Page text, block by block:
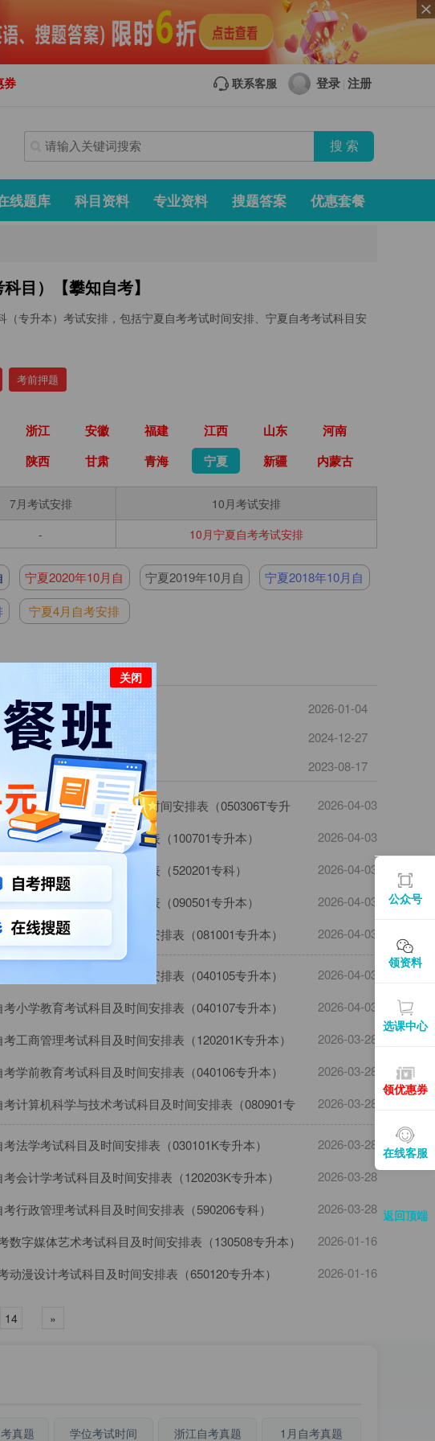
券 联系客服 登录 注册
线题库 科目资料 专业资料 搜题答案 优惠套餐
目）【攀知自考】
专升本）考试安排，包括宁夏自考考试时间安排、宁夏自考考试科目安
考前押题
浙江 安徽 福建 江西 山东
河南
陕西 甘肃 青海 宁夏 新疆 内蒙古
7月考试安排
10月考试安排
- 10月宁夏自考考试安排
宁夏2020年10月自
考安排
宁夏2019年10月自
宁夏2018年10月自
宁夏4月自考安排
试安排表
2026-01-04
试安排
2024-12-27
考试安排(新) 2023-08-17
考网络与新媒体考试科目及时间安排表（050306T专升
2026-04-03
考药学考试科目及时间安排表（100701专升本）
2026-04-03
考护理考试科目及时间安排表（520201专科）
2026-04-03
林学考试科目及时间安排表（090501专升本）
2026-04-03
土木工程考试科目及时间安排表（081001专升本） 2026-04-03
考艺术教育考试科目及时间安排表（040105专升本）
2026-04-03
小学教育考试科目及时间安排表（040107专升本）
2026-04-03
工商管理考试科目及时间安排表（120201K专升本）
2026-03-28
学前教育考试科目及时间安排表（040106专升本）
2026-03-28
计算机科学与技术考试科目及时间安排表（080901专
2026-03-28
法学考试科目及时间安排表（030101K专升本）
2026-03-28
会计学考试科目及时间安排表（120203K专升本）
2026-03-28
行政管理考试科目及时间安排表（590206专科）
2026-03-28
数字媒体艺术考试科目及时间安排表（130508专升本）
2026-01-16
动漫设计考试科目及时间安排表（650120专升本） 2026-01-16
14 »
真题 学位考试时间 浙江自考真题 1月自考真题
关闭
公众号
领资料
选课中心
领优惠券
在线客服
返回顶端